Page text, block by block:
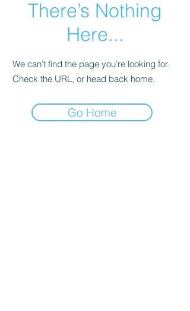
There’s Nothing
Here...
We can’t find the page you’re looking for.
Check the URL, or head back home.
Go Home